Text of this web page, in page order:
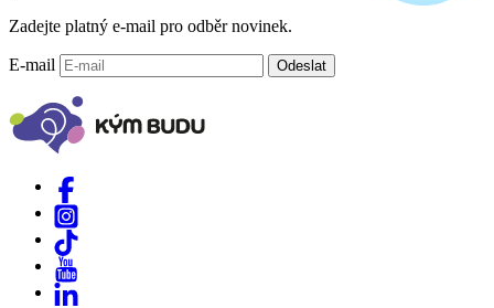
Zadejte platný e-mail pro odběr novinek.
E-mail Odeslat